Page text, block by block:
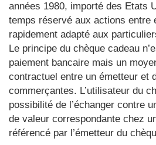
années 1980, importé des Etats
temps réservé aux actions entre
rapidement adapté aux
Le principe du chèque cadeau
paiement bancaire mais un
contractuel entre un émetteur et
commerçantes. L’utilisateur du
possibilité de l’échanger contre
de valeur correspondante chez
référencé par l’émetteur du